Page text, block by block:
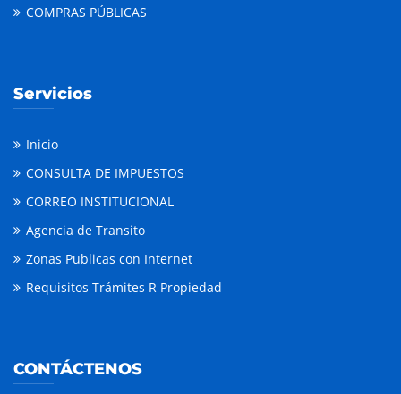
COMPRAS PÚBLICAS
Servicios
Inicio
CONSULTA DE IMPUESTOS
CORREO INSTITUCIONAL
Agencia de Transito
Zonas Publicas con Internet
Requisitos Trámites R Propiedad
CONTÁCTENOS